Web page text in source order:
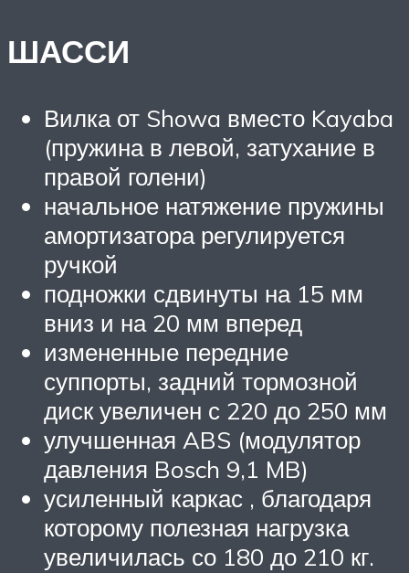
ШАССИ
Вилка от Showa вместо Kayaba
(пружина в левой, затухание в
правой голени)
начальное натяжение пружины
амортизатора регулируется
ручкой
подножки сдвинуты на 15 мм
вниз и на 20 мм вперед
измененные передние
суппорты, задний тормозной
диск увеличен с 220 до 250 мм
улучшенная ABS (модулятор
давления Bosch 9,1 MB)
усиленный каркас , благодаря
которому полезная нагрузка
увеличилась со 180 до 210 кг.